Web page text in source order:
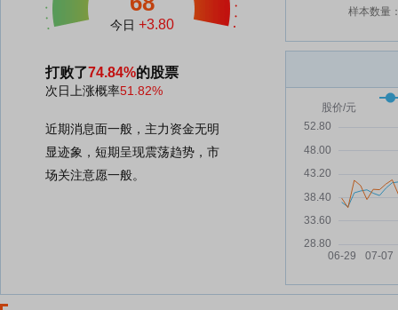
今日 +3.80
打败了74.84%的股票
次日上涨概率51.82%
近期消息面一般，主力资金无明
显迹象，短期呈现震荡趋势，市
场关注意愿一般。
样本数量